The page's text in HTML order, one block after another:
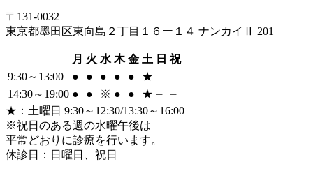
〒131-0032
東京都墨田区東向島２丁目１６ー１４ ナンカイⅡ 201
月 火 水 木 金 土 日 祝
9:30～13:00
● ● ● ● ● ★ ⏤ ⏤
14:30～19:00 ● ● ※ ● ● ★ ⏤ ⏤
★ ：土曜日 9:30～12:30/13:30～16:00
※祝日のある週の水曜午後は
平常どおりに診療を行います。
休診日：日曜日、祝日